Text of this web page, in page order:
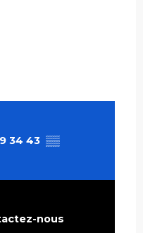
34 43 ▒▒
nous